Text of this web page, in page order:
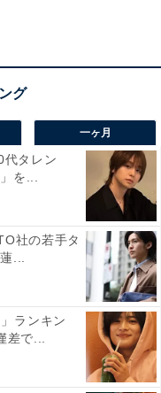
一ヶ月
代タレン
を...
社の若手タ
...
ランキン
差で...